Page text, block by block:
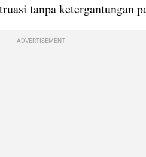
tanpa ketergantungan
ADVERTISEMENT